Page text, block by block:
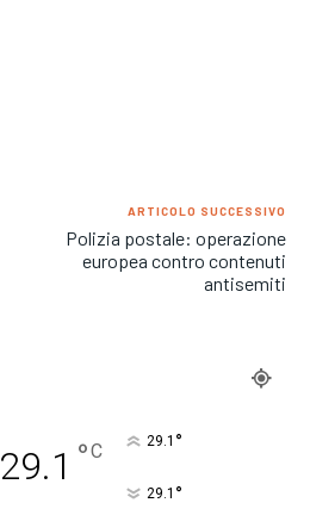
ARTICOLO SUCCESSIVO
Polizia postale: operazione
europea contro contenuti
antisemiti
29.1 °C 29.1 °
29.1 °